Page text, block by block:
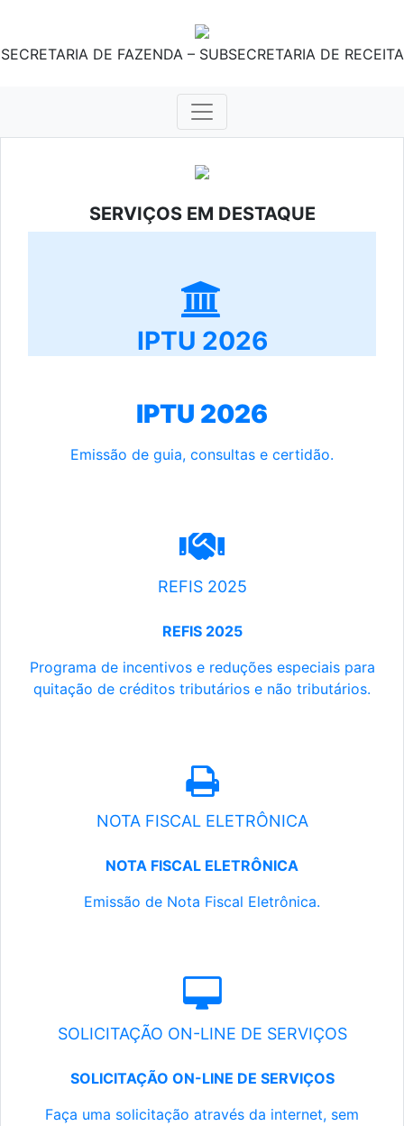
SECRETARIA DE FAZENDA – SUBSECRETARIA DE RECEITA
SERVIÇOS EM DESTAQUE
IPTU 2026
IPTU 2026
Emissão de guia, consultas e certidão.
REFIS 2025
REFIS 2025
Programa de incentivos e reduções especiais para
quitação de créditos tributários e não tributários.
NOTA FISCAL ELETRÔNICA
NOTA FISCAL ELETRÔNICA
Emissão de Nota Fiscal Eletrônica.
SOLICITAÇÃO ON-LINE DE SERVIÇOS
SOLICITAÇÃO ON-LINE DE SERVIÇOS
Faça uma solicitação através da internet, sem